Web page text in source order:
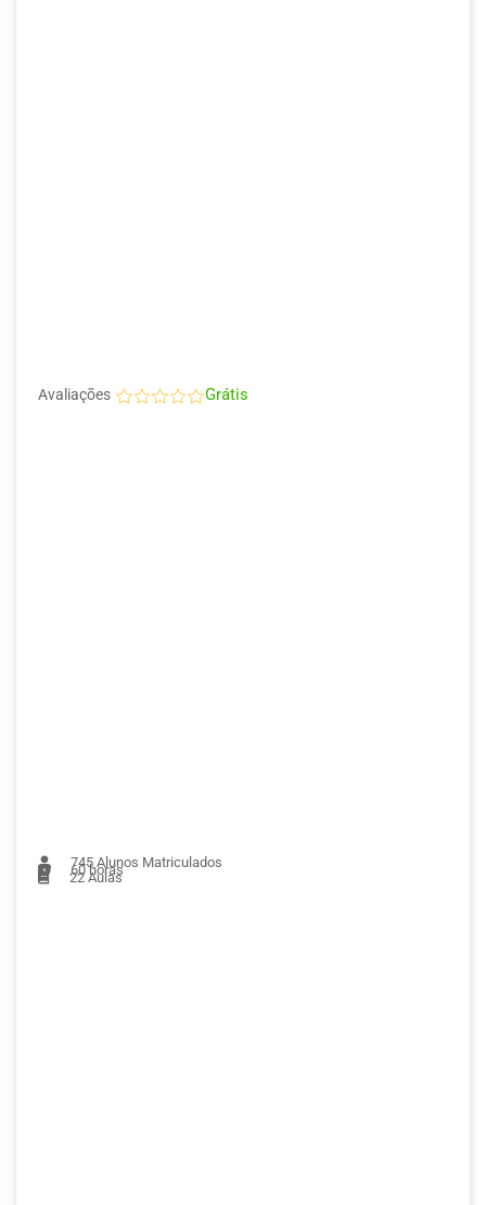
Avaliações Grátis
745 Alunos Matriculados
60 horas
22Aulas